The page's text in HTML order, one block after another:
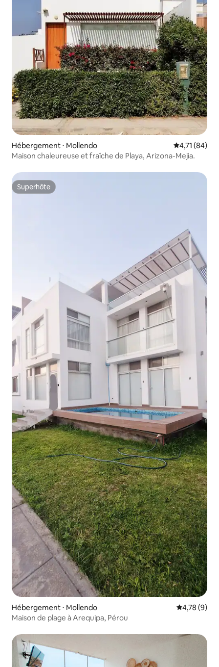
Hébergement ⋅ Mollendo Évaluation
4,71 (84)
Maison chaleureuse et fraîche de Playa, Arizona-Mejia.
Superhôte
Superhôte
Hébergement ⋅ Mollendo Évaluation
4,78 (9)
Maison de plage à Arequipa, Pérou